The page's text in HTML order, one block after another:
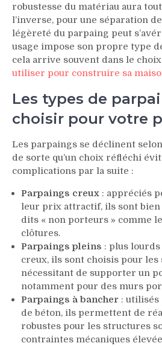
robustesse du matériau aura
l’inverse, pour une séparation
légèreté du parpaing peut
usage impose son propre type
cela arrive souvent dans le
utiliser pour construire sa
Les types de
choisir pour votre
Les parpaings se déclinent
de sorte qu’un choix réfléchi
complications par la suite :
Parpaings creux : appréciés
leur prix attractif, ils sont bien
dits « non porteurs » comme
clôtures.
Parpaings pleins : plus
creux, ils sont choisis pour
nécessitant de supporter un
notamment pour des murs
Parpaings à bancher : utilisés
de béton, ils permettent de
robustes pour les structures
contraintes mécaniques